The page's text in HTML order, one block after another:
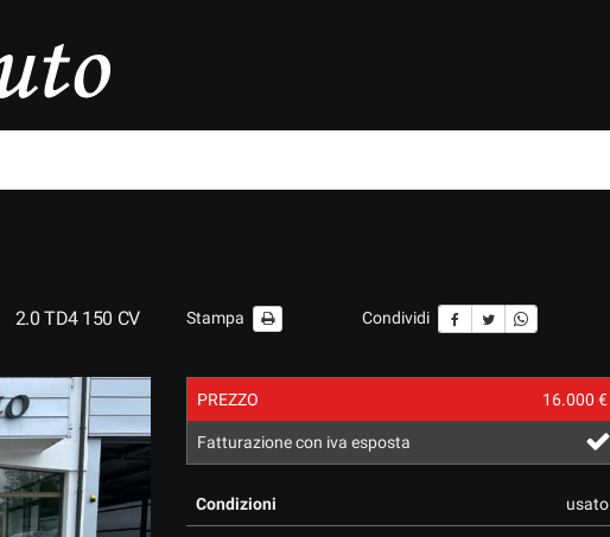
2.0 TD4 150 CV
Stampa Condividi
PREZZO 16.000 €
Fatturazione con iva esposta
Condizioni usato